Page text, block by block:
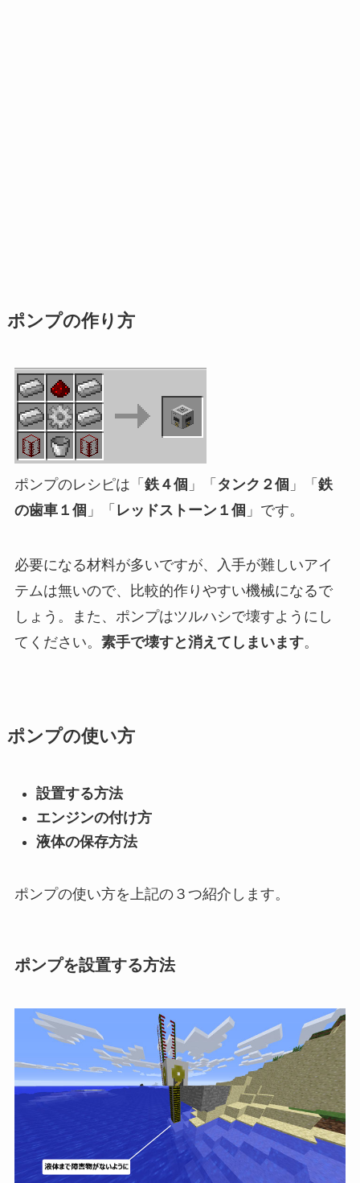
ポンプの作り方
ポンプのレシピは「 鉄４個 」「 タンク２個 」「 鉄
の歯車１個 」「 レッドストーン１個 」です。
必要になる材料が多いですが、入手が難しいアイ
テムは無いので、比較的作りやすい機械になるで
しょう。また、ポンプはツルハシで壊すようにし
てください。 素手で壊すと消えてしまいます。
ポンプの使い方
設置する方法
エンジンの付け方
液体の保存方法
ポンプの使い方を上記の３つ紹介します。
ポンプを設置する方法